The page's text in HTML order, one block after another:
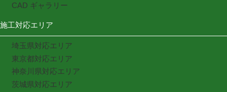
CAD ギャラリー
施工対応エリア
埼玉県対応エリア
東京都対応エリア
神奈川県対応エリア
茨城県対応エリア